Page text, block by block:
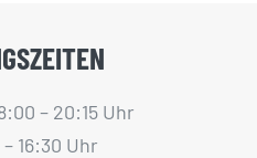
– 20:15 Uhr
16:30 Uhr